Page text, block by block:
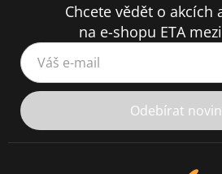
Chcete vědět o akcích
na e-shopu ETA
Váš e-mail
Odebírat